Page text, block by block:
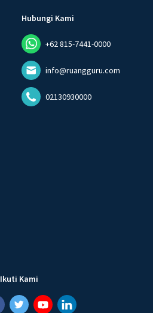
Hubungi Kami
+62 815-7441-0000
info@ruangguru.com
02130930000
Ikuti Kami